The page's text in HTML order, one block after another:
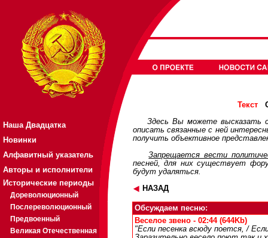
Наша Двадцатка
Новинки
Алфавитный указатель
Авторы и исполнители
Исторические периоды
Дореволюционный
Послереволюционный
Предвоенный
Великая Отечественная
Текст
Здесь Вы можете высказать
описать связанные с ней
получить объективное
Запрещается вести
песней, для них существует
будут удаляться.
НАЗАД
Обсуждаем песню:
Веселое звено - 02:44 (644Kb)
"Если песенка всюду поется, /